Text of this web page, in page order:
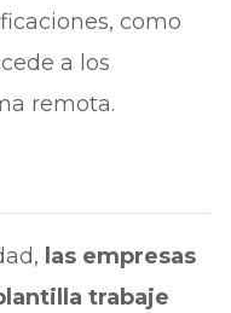
como
a los
remota.
las empresas
trabaje